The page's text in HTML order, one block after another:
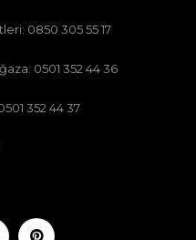
0850 305 55 17
0501 352 44 36
352 44 37